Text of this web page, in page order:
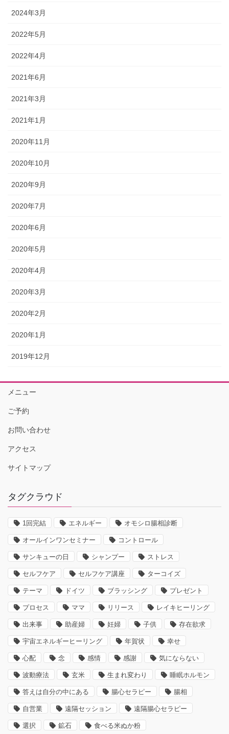
2024年3月
2022年5月
2022年4月
2021年6月
2021年3月
2021年1月
2020年11月
2020年10月
2020年9月
2020年7月
2020年6月
2020年5月
2020年4月
2020年3月
2020年2月
2020年1月
2019年12月
メニュー
ご予約
お問い合わせ
アクセス
サイトマップ
タグクラウド
1回完結 エネルギー オモシロ腸相診断
オールインワンセミナー コントロール
サンキューの日 シャンプー ストレス
セルフケア セルフケア講座 ターコイズ
テーマ ドイツ ブラッシング プレゼント
プロセス ママ リリース レイキヒーリング
出来事 助産婦 妊婦 子供 存在欲求
宇宙エネルギーヒーリング 年賀状 幸せ
心配 念 感情 感謝 気にならない
波動療法 玄米 生まれ変わり 睡眠ホルモン
答えは自分の中にある 腸心セラピー 腸相
自営業 遠隔セッション 遠隔腸心セラピー
選択 鉱石 食べる米ぬか粉